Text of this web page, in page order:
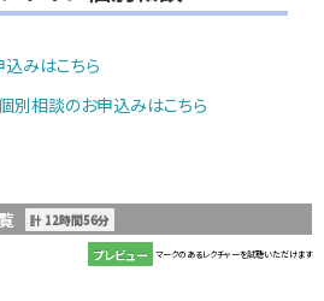
みはこちら
別相談のお申込みはこちら
計 12時間56分
プレビュー マークのあるレクチャーを試聴いただけます